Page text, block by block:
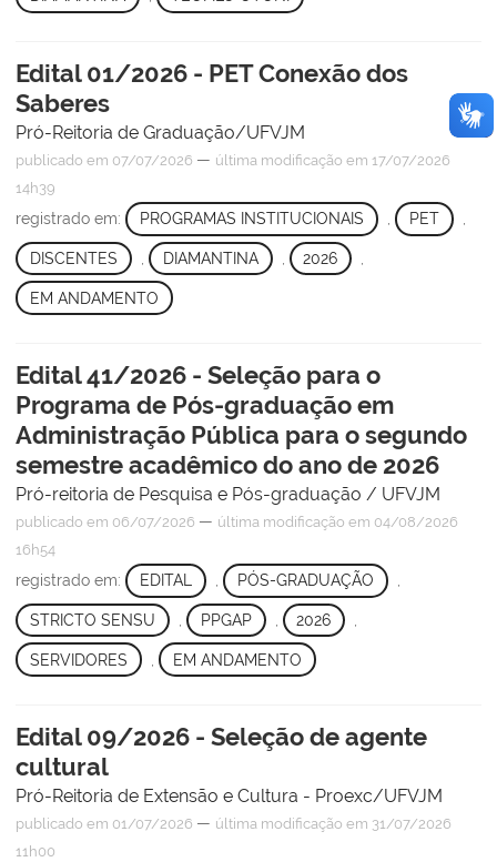
Edital 01/2026 - PET Conexão dos
Saberes
Pró-Reitoria de Graduação/UFVJM
publicado em 07/07/2026 — última modificação em 17/07/2026
14h39
registrado em: PROGRAMAS INSTITUCIONAIS PET
DISCENTES DIAMANTINA 2026
EM ANDAMENTO
Edital 41/2026 - Seleção para o
Programa de Pós-graduação em
Administração Pública para o segundo
semestre acadêmico do ano de 2026
Pró-reitoria de Pesquisa e Pós-graduação / UFVJM
publicado em 06/07/2026 — última modificação em 04/08/2026
16h54
registrado em: EDITAL , PÓS-GRADUAÇÃO ,
STRICTO SENSU PPGAP 2026
SERVIDORES EM ANDAMENTO
Edital 09/2026 - Seleção de agente
cultural
Pró-Reitoria de Extensão e Cultura - Proexc/UFVJM
publicado em 01/07/2026 — última modificação em 31/07/2026
11h00